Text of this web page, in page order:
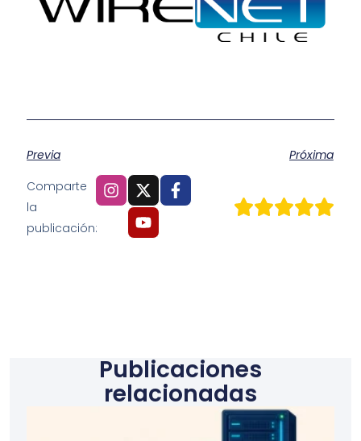
Previa
Próxima
Comparte
la
publicación:
Publicaciones
relacionadas